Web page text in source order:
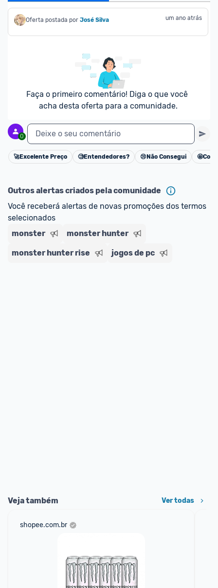
Oferta postada por José Silva um ano atrás
Faça o primeiro comentário! Diga o que você
acha desta oferta para a comunidade.
0 Deixe o seu comentário
Cancelar
🚀Excelente Preço 🧐Entendedores? 😢 Não Consegui 🤩
Outros alertas criados pela comunidade
Você receberá alertas de novas promoções dos termos
selecionados
monster
monster hunter
monster hunter rise jogos de pc
Veja também Ver todas
shopee.com.br